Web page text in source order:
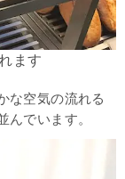
ます
な空気の流れる
んでいます。